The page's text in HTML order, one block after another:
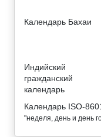
Календарь Бахаи
Индийский
гражданский
календарь
Календарь ISO-
"неделя, день и день